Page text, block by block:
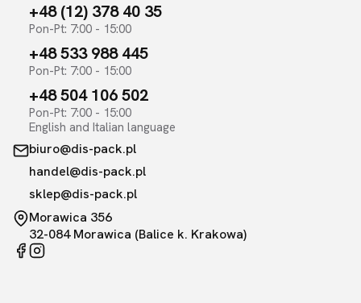
+48 (12) 378 40 35
Pon-Pt: 7:00 - 15:00
+48 533 988 445
Pon-Pt: 7:00 - 15:00
+48 504 106 502
Pon-Pt: 7:00 - 15:00
English and Italian language
biuro@dis-pack.pl
handel@dis-pack.pl
sklep@dis-pack.pl
Morawica 356
32-084 Morawica (Balice k. Krakowa)